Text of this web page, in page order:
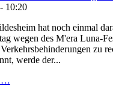
10:20
hat noch einmal
wegen des M'era Luna-
zu
werde der...
…